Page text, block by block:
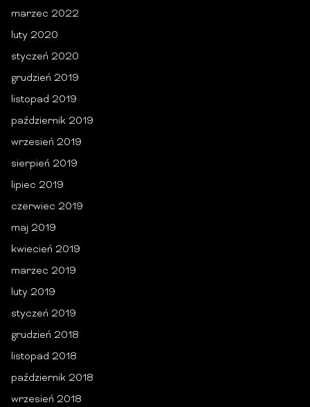
marzec 2022
luty 2020
styczeń 2020
grudzień 2019
listopad 2019
październik 2019
wrzesień 2019
sierpień 2019
lipiec 2019
czerwiec 2019
maj 2019
kwiecień 2019
marzec 2019
luty 2019
styczeń 2019
grudzień 2018
listopad 2018
październik 2018
wrzesień 2018